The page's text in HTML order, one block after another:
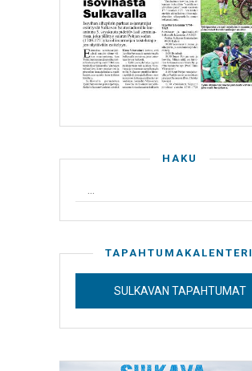
HAKU
TAPAHTUMAKALENTERI
SULKAVAN TAPAHTUMAT